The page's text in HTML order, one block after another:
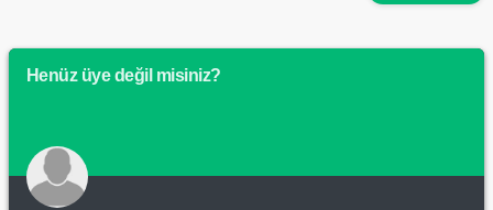
Henüz üye değil misiniz?